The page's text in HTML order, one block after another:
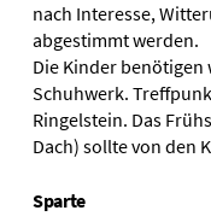
nach Interesse,
abgestimmt werden.
Die Kinder
Schuhwerk.
Ringelstein. Das
Dach) sollte von den
Sparte